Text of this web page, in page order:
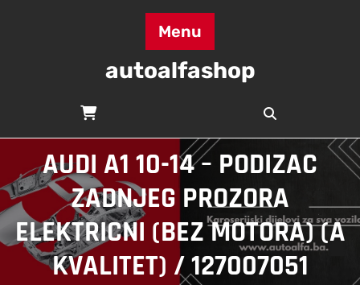
Menu
autoalfashop
AUDI A1 10-14 – PODIZAC
ZADNJEG PROZORA
ELEKTRICNI (BEZ MOTORA) (A
KVALITET) / 127007051